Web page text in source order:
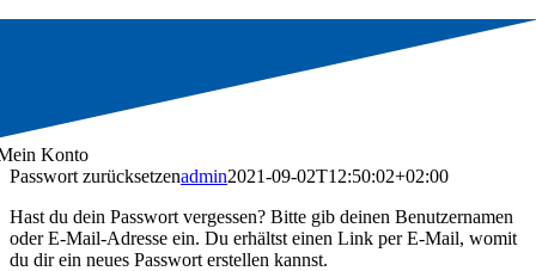
Konto
Passwort zurücksetzenadmin2021-09-02T12:50:02+02:00
Hast du dein Passwort vergessen? Bitte gib deinen Benutzernamen
oder E-Mail-Adresse ein. Du erhältst einen Link per E-Mail, womit
du dir ein neues Passwort erstellen kannst.